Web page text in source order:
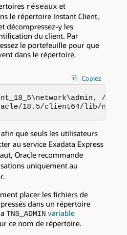
réseaux et
le répertoire Instant Client,
décompressez-y les
du client. Par
le portefeuille pour que
dans le répertoire.
Copiez
/
18.5/client64/lib/
que seuls les utilisateurs
au service Exadata Express
Oracle recommande
uniquement au
placer les fichiers de
dans un répertoire
TNS_ADMIN variable
ce nom de répertoire.